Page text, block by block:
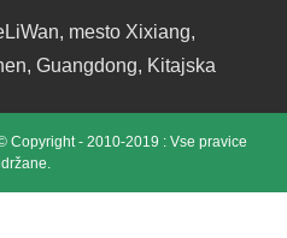
mesto Xixiang,
Guangdong, Kitajska
Copyright - 2010-2019 : Vse pravice